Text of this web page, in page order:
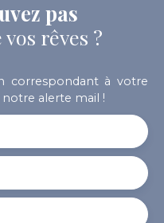
pas
rêves ?
correspondant à votre
alerte mail !